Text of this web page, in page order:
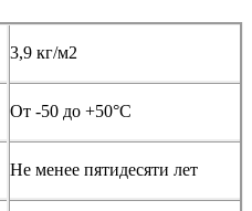
3,9 кг/м2
От -50 до +50°С
Не менее пятидесяти лет